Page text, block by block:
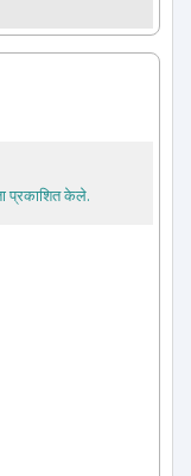
प्रकाशित केले.